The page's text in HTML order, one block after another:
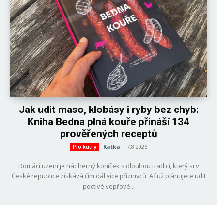
Jak udit maso, klobásy i ryby bez chyb:
Kniha Bedna plná kouře přináší 134
prověřených receptů
Pro kutily Katka - 7.8.2026
Domácí uzení je nádherný koníček s dlouhou tradicí, který si v
České republice získává čím dál více příznivců. Ať už plánujete udit
poctivé vepřové...